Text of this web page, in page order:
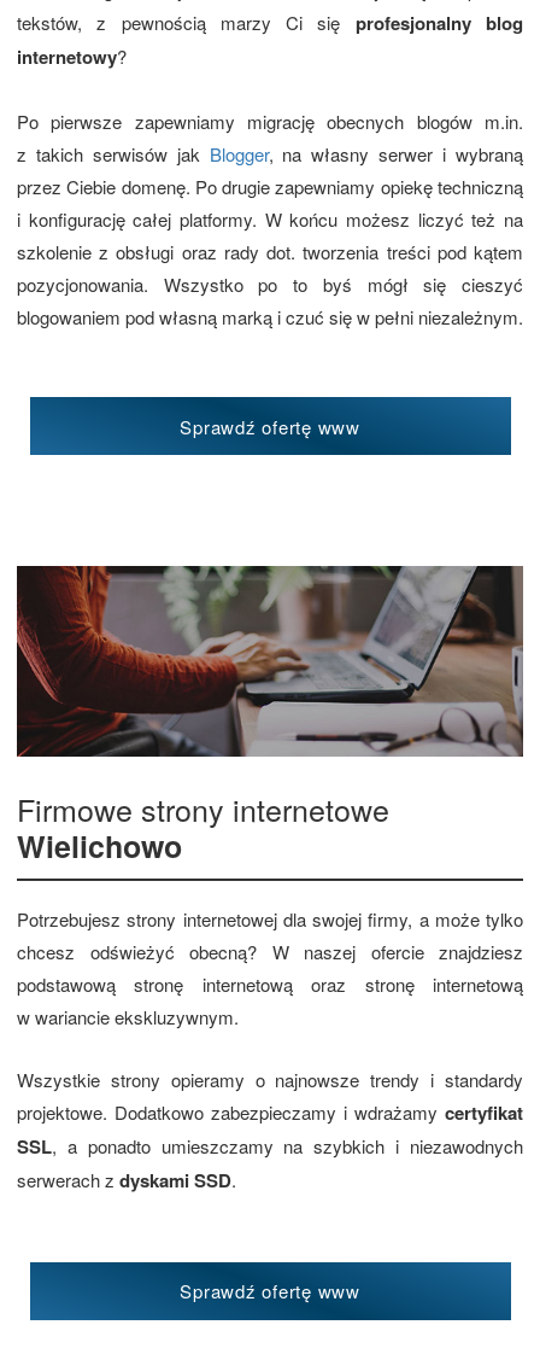
tekstów, z pewnością marzy Ci się profesjonalny blog
internetowy?
Po pierwsze zapewniamy migrację obecnych blogów m.in.
z takich serwisów jak Blogger, na własny serwer i wybraną
przez Ciebie domenę. Po drugie zapewniamy opiekę techniczną
i konfigurację całej platformy. W końcu możesz liczyć też na
szkolenie z obsługi oraz rady dot. tworzenia treści pod kątem
pozycjonowania. Wszystko po to byś mógł się cieszyć
blogowaniem pod własną marką i czuć się w pełni niezależnym.
Sprawdź ofertę www
Firmowe strony internetowe
Wielichowo
Potrzebujesz strony internetowej dla swojej firmy, a może tylko
chcesz odświeżyć obecną? W naszej ofercie znajdziesz
podstawową stronę internetową oraz stronę internetową
w wariancie ekskluzywnym.
Wszystkie strony opieramy o najnowsze trendy i standardy
projektowe. Dodatkowo zabezpieczamy i wdrażamy certyfikat
SSL, a ponadto umieszczamy na szybkich i niezawodnych
serwerach z dyskami SSD.
Sprawdź ofertę www